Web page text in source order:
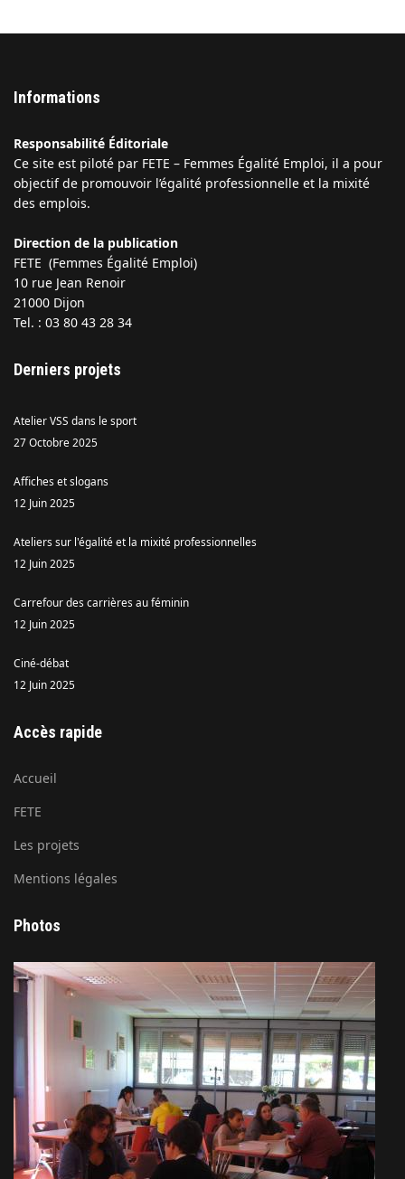
Informations
Responsabilité Éditoriale
Ce site est piloté par FETE – Femmes Égalité Emploi, il a pour
objectif de promouvoir l’égalité professionnelle et la mixité
des emplois.
Direction de la publication
FETE (Femmes Égalité Emploi)
10 rue Jean Renoir
21000 Dijon
Tel. : 03 80 43 28 34
Derniers projets
Atelier VSS dans le sport
27 Octobre 2025
Affiches et slogans
12 Juin 2025
Ateliers sur l'égalité et la mixité professionnelles
12 Juin 2025
Carrefour des carrières au féminin
12 Juin 2025
Ciné-débat
12 Juin 2025
Accès rapide
Accueil
FETE
Les projets
Mentions légales
Photos